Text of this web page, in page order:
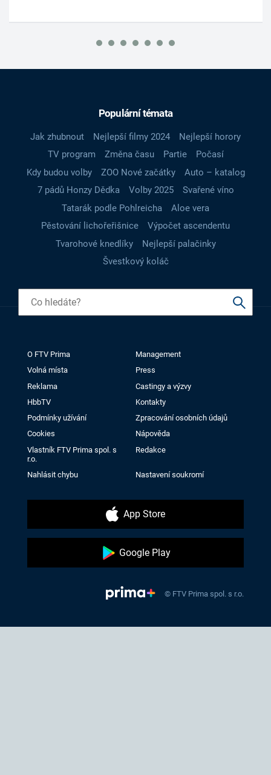
Populární témata
Jak zhubnout Nejlepší filmy 2024
Nejlepší horory
TV program
Změna času Partie
Počasí
Kdy budou volby
ZOO Nové začátky
Auto – katalog
7 pádů Honzy Dědka
Volby 2025
Svařené víno
Tatarák podle Pohlreicha
Aloe vera
Pěstování lichořeřišnice
Výpočet ascendentu
Tvarohové knedlíky
Nejlepší palačinky
Švestkový koláč
O FTV Prima
Management
Volná místa
Press
Reklama
Castingy a výzvy
HbbTV
Kontakty
Podmínky užívání
Zpracování osobních údajů
Cookies
Nápověda
Vlastník FTV Prima spol. s
r.o.
Redakce
Nahlásit chybu Nastavení soukromí
App Store
Google Play
© FTV Prima spol. s r.o.